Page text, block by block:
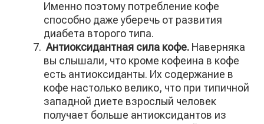
Именно поэтому потребление кофе
способно даже уберечь от развития
диабета второго типа.
Антиоксидантная сила кофе. Наверняка
вы слышали, что кроме кофеина в кофе
есть антиоксиданты. Их содержание в
кофе настолько велико, что при типичной
западной диете взрослый человек
получает больше антиоксидантов из